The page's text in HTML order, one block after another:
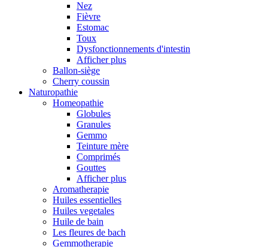
Nez
Fièvre
Estomac
Toux
Dysfonctionnements d'intestin
Afficher plus
Ballon-siège
Cherry coussin
Naturopathie
Homeopathie
Globules
Granules
Gemmo
Teinture mère
Comprimés
Gouttes
Afficher plus
Aromatherapie
Huiles essentielles
Huiles vegetales
Huile de bain
Les fleures de bach
Gemmotherapie